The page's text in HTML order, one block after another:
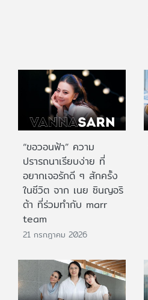
“ขอวอนฟ้า” ความ
ปรารถนาเรียบง่าย ที่
อยากเจอรักดี ๆ สักครั้ง
ในชีวิต จาก เนย ซินญอริ
ต้า ที่ร่วมทำกับ marr
team
21 กรกฎาคม 2026